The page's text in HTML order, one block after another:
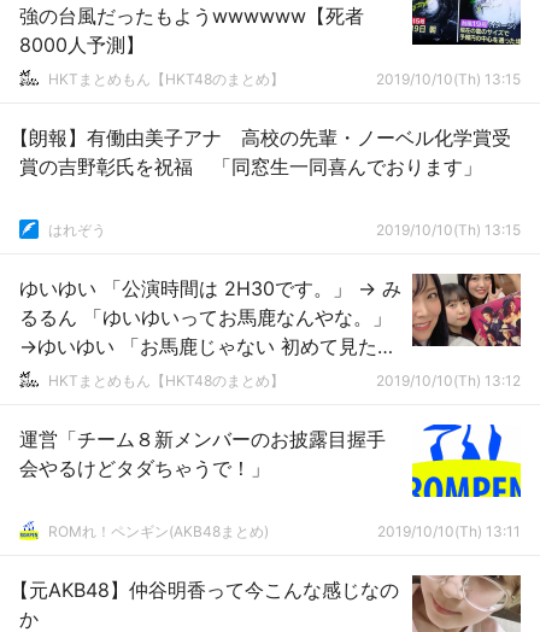
強の台風だったもようwwwwww【死者
8000人予測】
HKTまとめもん【HKT48のまとめ】 2019/10/10(Th) 13:15
【朗報】有働由美子アナ 高校の先輩・ノーベル化学賞受
賞の吉野彰氏を祝福 「同窓生一同喜んでおります」
はれぞう 2019/10/10(Th) 13:15
ゆいゆい 「公演時間は 2H30です。」 → み
るるん 「ゆいゆいってお馬鹿なんやな。」
→ゆいゆい 「お馬鹿じゃない 初めて見たか
ら。」HKTまとめもん【HKT48のまとめ】 2019/10/10(Th) 13:12
運営「チーム８新メンバーのお披露目握手
会やるけどタダちゃうで！」
ROMれ！ペンギン(AKB48まとめ) 2019/10/10(Th) 13:11
【元AKB48】仲谷明香って今こんな感じなの
か